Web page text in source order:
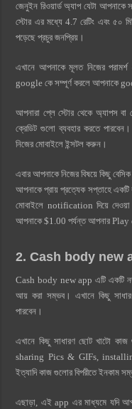
জেনুইন রিওয়ার্ড অ্যাপ যেটা আপনাকে
স্টোর এর মধ্যে 4.7 রেটিং এবং ৫০
পড়েছে প্রচুর জনপ্রিয়।
এখানে আপনাকে মূলত নিজের পরামর্শ
google কে সম্পূর্ণ করলে আপনাকে
আপনারা প্লে স্টোর থেকে অ্যাপস বা
ক্রেডিট গুলো ব্যবহার করতে
নিজের মোবাইলে ইন্সটল করুন।
এবার আপনাকে নিজের বিষয়ে কিছু
আপনাকে প্রায় প্রত্যেক সপ্তাহে একটি
মোবাইলে notification দিয়ে দেওয়া
আপনাকে $1.00 পর্যন্ত আপনার Play
2. Cash body new
Cash body new app এটি একটি
আয় করা সম্ভব। এখানে কিছু
পারবেন।
এখানে কিছু সাধারণ ছোট খাটো
sharing Pics & GIFs,
ইত্যাদি কাজ গুলোর বিপরীতে ইনকাম
এছাড়া, এই app এর মাধ্যমে যদি